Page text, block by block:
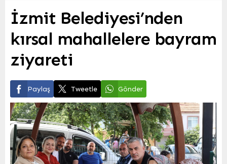
İzmit Belediyesi’nden
kırsal mahallelere bayram
ziyareti
Paylaş Tweetle Gönder